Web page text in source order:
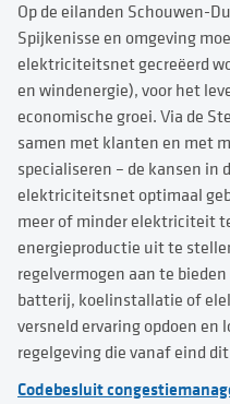
Op de eilanden Schouwen-
Spijkenisse en omgeving
elektriciteitsnet gecreëerd
en windenergie), voor het
economische groei. Via de
samen met klanten en met
specialiseren – de kansen
elektriciteitsnet optimaal
meer of minder elektriciteit
energieproductie uit te
regelvermogen aan te
batterij, koelinstallatie of
versneld ervaring opdoen en
regelgeving die vanaf eind
Codebesluit